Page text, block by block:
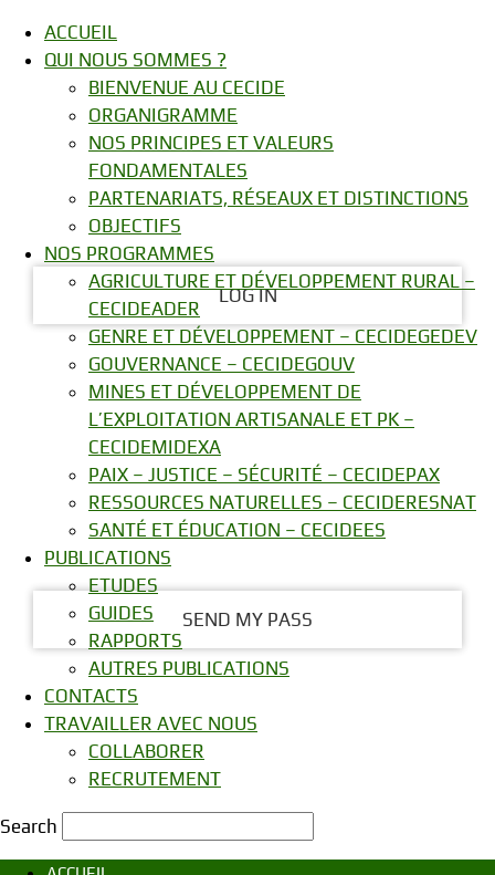
ACCUEIL
QUI NOUS SOMMES ?
BIENVENUE AU CECIDE
ORGANIGRAMME
NOS PRINCIPES ET VALEURS
FONDAMENTALES
PARTENARIATS, RÉSEAUX ET DISTINCTIONS
OBJECTIFS
NOS PROGRAMMES
AGRICULTURE ET DÉVELOPPEMENT RURAL –
CECIDEADER
GENRE ET DÉVELOPPEMENT – CECIDEGEDEV
GOUVERNANCE – CECIDEGOUV
MINES ET DÉVELOPPEMENT DE
L’EXPLOITATION ARTISANALE ET PK –
CECIDEMIDEXA
PAIX – JUSTICE – SÉCURITÉ – CECIDEPAX
RESSOURCES NATURELLES – CECIDERESNAT
SANTÉ ET ÉDUCATION – CECIDEES
PUBLICATIONS
ETUDES
GUIDES
RAPPORTS
AUTRES PUBLICATIONS
CONTACTS
TRAVAILLER AVEC NOUS
COLLABORER
RECRUTEMENT
Welcome!
Log into your account
your password
Forgot your password?
Recover your password
your email
Search